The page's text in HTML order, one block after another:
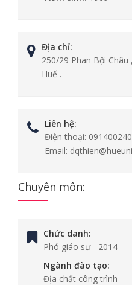
Địa chỉ:
250/29 Phan Bội
Huế .
Liên hệ:
Điện thoại:
Email:
Chuyên môn:
Chức danh:
Phó giáo sư- 2014
Ngành đào tạo:
Địa chất công trình